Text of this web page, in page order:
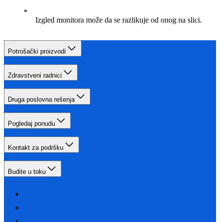
Izgled monitora može da se razlikuje od onog na slici.
Potrošački proizvodi
Zdravstveni radnici
Druga poslovna rešenja
Pogledaj ponudu
Kontakt za podršku
Budite u toku